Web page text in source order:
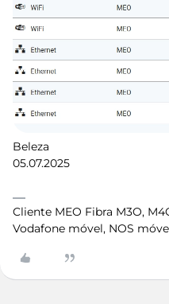
Beleza
05.07.2025
Cliente MEO Fibra M3O,
Vodafone móvel, NOS